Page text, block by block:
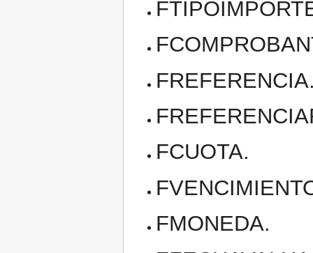
FCUOTA.
FMONEDA.